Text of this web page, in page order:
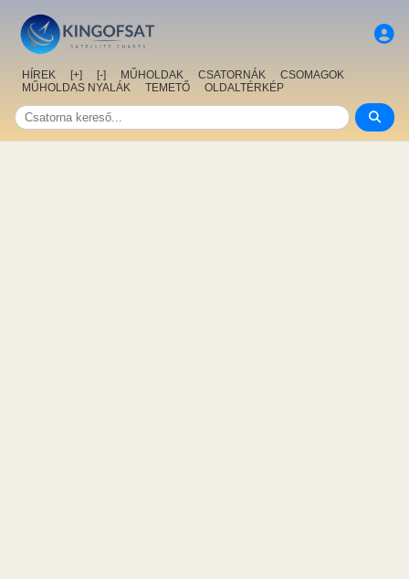
HÍREK [+] [-] MŰHOLDAK CSATORNÁK
CSOMAGOK
MŰHOLDAS NYALÁK
TEMETŐ OLDALTÉRKÉP